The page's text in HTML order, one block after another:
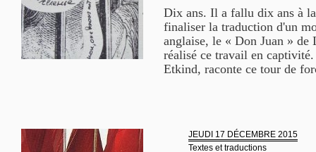
Dix ans. Il a fallu dix ans à
finaliser la traduction d'un
anglaise, le « Don Juan »
réalisé ce travail en
Etkind, raconte ce tour de
JEUDI 17 DÉCEMBRE 2015
Textes et traductions